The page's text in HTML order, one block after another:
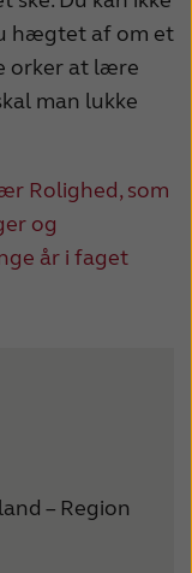
hægtet af om et
orker at lære
man lukke
Rolighed, som
og
år i faget
– Region